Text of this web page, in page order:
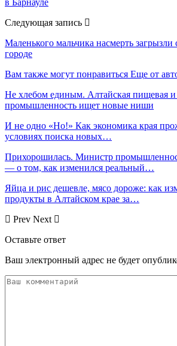
в Барнауле
Следующая запись
Маленького мальчика насмерть загрызли
городе
Вам также могут понравиться Еще от
Не хлебом единым. Алтайская пищевая
промышленность ищет новые ниши
И не одно «Но!» Как экономика края
условиях поиска новых…
Прихорошилась. Министр
— о том, как изменился реальный…
Яйца и рис дешевле, мясо дороже: как
продукты в Алтайском крае за…
Prev Next
Оставьте ответ
Ваш электронный адрес не будет